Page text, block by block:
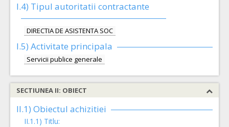
I.4) Tipul autoritatii contractante
DIRECTIA DE ASISTENTA SOC
I.5) Activitate principala
Servicii publice generale
SECTIUNEA II: OBIECT
II.1) Obiectul achizitiei
II.1.1) Titlu: